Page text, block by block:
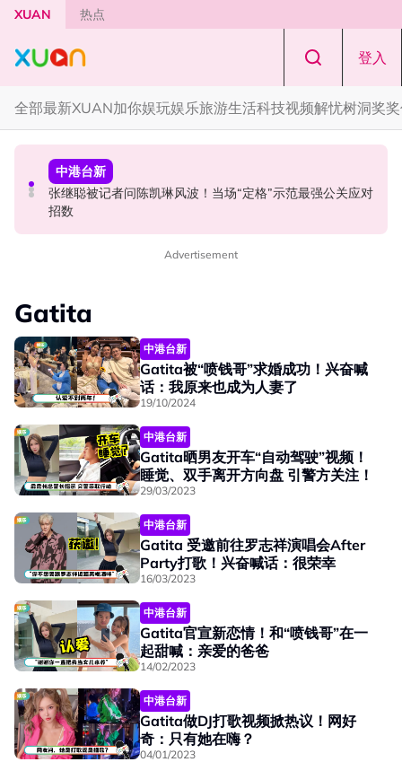
Skip to main content
XUAN 热点
登入
全部最新XUAN加你娱玩娱乐旅游生活科技视频解忧树洞奖
中港台新
张继聪被记者问陈凯琳风波！当场“定格”示范最强公关应对
招数
本地星闻
Astro Originals 中文剧集《暮光公馆》开镜！徐彬出演神
秘公馆守护人
国际星闻
aespa 《Switchblade》MV惊现马来西亚国旗！粉丝嗨
翻：是不是要来开唱了？
Advertisement
Gatita
中港台新
Gatita被“喷钱哥”求婚成功！兴奋喊
话：我原来也成为人妻了
19/10/2024
中港台新
Gatita晒男友开车“自动驾驶”视频！
睡觉、双手离开方向盘 引警方关注！
29/03/2023
中港台新
Gatita 受邀前往罗志祥演唱会After
Party打歌！兴奋喊话：很荣幸
16/03/2023
中港台新
Gatita官宣新恋情！和“喷钱哥”在一
起甜喊：亲爱的爸爸
14/02/2023
中港台新
Gatita做DJ打歌视频掀热议！网好
奇：只有她在嗨？
04/01/2023